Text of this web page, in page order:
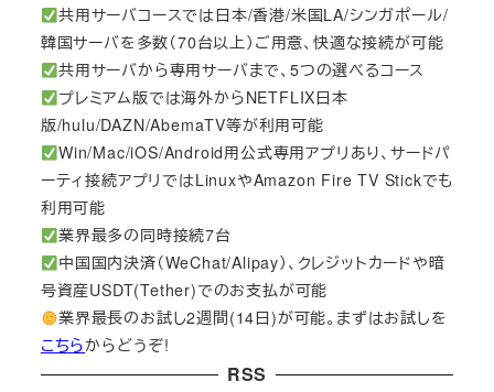
共用サーバコースでは日本/香港/米国LA/シンガポール/
韓国サーバを多数（70台以上）ご用意、快適な接続が可能
共用サーバから専用サーバまで、5つの選べるコース
プレミアム版では海外からNETFLIX日本
版/hulu/DAZN/AbemaTV等が利用可能
Win/Mac/iOS/Android用公式専用アプリあり、サードパ
ーティ接続アプリではLinuxやAmazon Fire TV Stickでも
利用可能
業界最多の同時接続7台
中国国内決済（WeChat/Alipay）、クレジットカードや暗
号資産USDT(Tether)でのお支払が可能
業界最長のお試し2週間(14日)が可能。まずはお試しを
こちらからどうぞ!
RSS